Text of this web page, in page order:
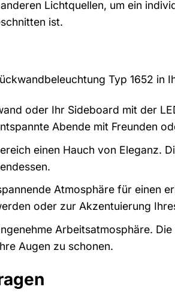
Lichtquellen, um ein
ist.
Typ 1652 in
oder Ihr Sideboard mit der
Abende mit Freunden
einen Hauch von Eleganz.
Atmosphäre für einen
oder zur Akzentuierung
Arbeitsatmosphäre.
Augen zu schonen.